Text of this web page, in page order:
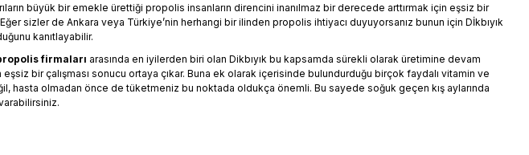
büyük bir emekle ürettiği propolis insanların direncini inanılmaz bir derecede arttırmak için eşsiz bir
sizler de Ankara veya Türkiye’nin herhangi bir ilinden propolis ihtiyacı duyuyorsanız bunun için Dİkbıyık
kanıtlayabilir.
firmaları arasında en iyilerden biri olan Dikbıyık bu kapsamda sürekli olarak üretimine devam
bir çalışması sonucu ortaya çıkar. Buna ek olarak içerisinde bulundurduğu birçok faydalı vitamin ve
olmadan önce de tüketmeniz bu noktada oldukça önemli. Bu sayede soğuk geçen kış aylarında